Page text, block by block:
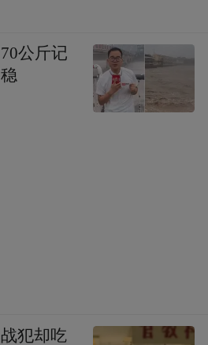
公斤记
犯却吃